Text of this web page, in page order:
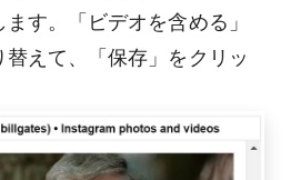
す。「ビデオを含める」
替えて、「保存」をクリッ